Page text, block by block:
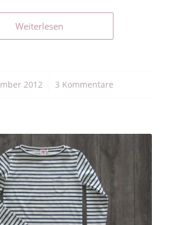
Weiterlesen
2012
/ 3 Kommentare